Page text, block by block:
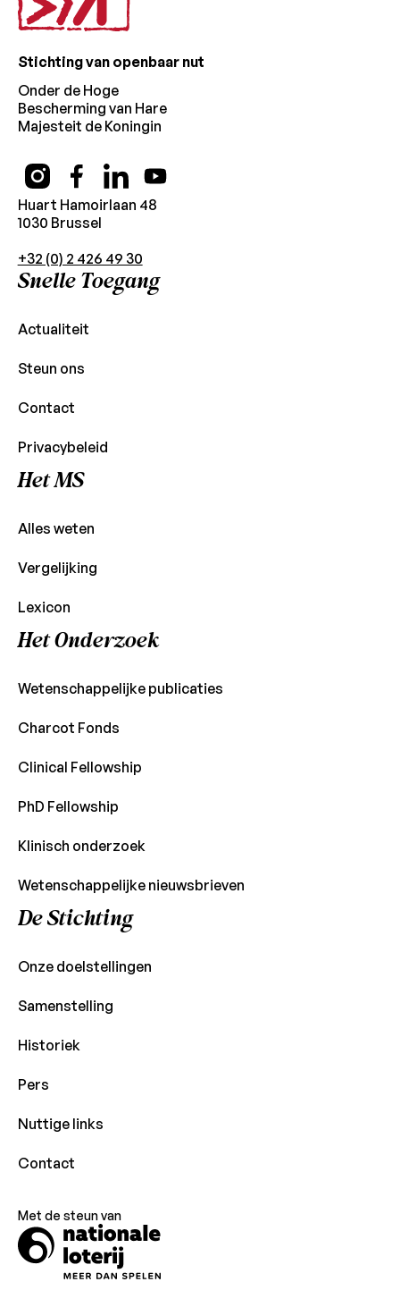
Stichting van openbaar nut
Onder de Hoge
Bescherming van Hare
Majesteit de Koningin
Huart Hamoirlaan 48
1030 Brussel
+32 (0) 2 426 49 30
Snelle Toegang
Actualiteit
Steun ons
Contact
Privacybeleid
Het MS
Alles weten
Vergelijking
Lexicon
Het Onderzoek
Wetenschappelijke publicaties
Charcot Fonds
Clinical Fellowship
PhD Fellowship
Klinisch onderzoek
Wetenschappelijke nieuwsbrieven
De Stichting
Onze doelstellingen
Samenstelling
Historiek
Pers
Nuttige links
Contact
Met de steun van